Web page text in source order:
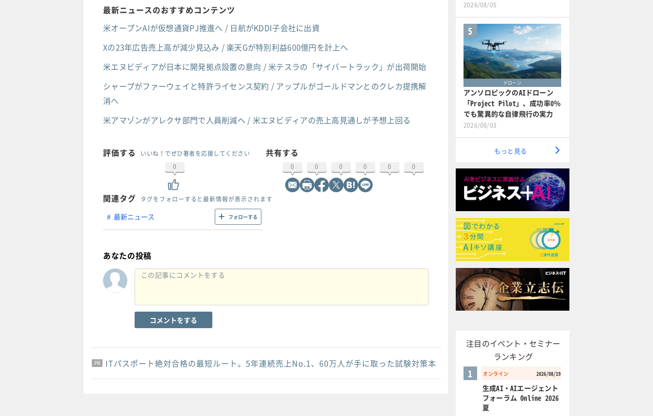
最新ニュースのおすすめコンテンツ
米オープンAIが仮想通貨PJ推進へ / 日航がKDDI子会社に出資
Xの23年広告売上高が減少見込み / 楽天Gが特別利益600億円を計上へ
米エヌビディアが日本に開発拠点設置の意向 / 米テスラの「サイバートラック」が出荷開始
シャープがファーウェイと特許ライセンス契約 / アップルがゴールドマンとのクレカ提携解
消へ
米アマゾンがアレクサ部門で人員削減へ / 米エヌビディアの売上高見通しが予想上回る
評価する
いいね！でぜひ著者を応援してください
0
共有する
0 0 0 0 0 0
関連タグ タグをフォローすると最新情報が表示されます
最新ニュース フォローする
あなたの投稿
コメントをする
PR
PR
PR ITパスポート絶対合格の最短ルート。5年連続売上No.1、60万人が手に取った試験対策本
2026/08/05
5
ドローン
アンソロピックのAIドローン
「Project Pilot」、成功率0％
でも驚異的な自律飛行の実力
2026/08/03
もっと見る
注目のイベント・セミナー
ランキング
オンライン 2026/08/19
1
生成AI・AIエージェント
フォーラム Online 2026
夏